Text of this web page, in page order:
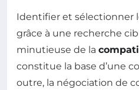
Identifier et sélectionner
grâce à une recherche
minutieuse de la
constitue la base d’une
outre, la négociation de